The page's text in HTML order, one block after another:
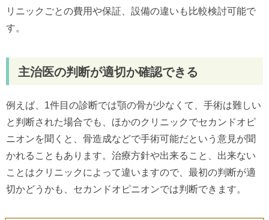
リニックごとの費用や保証、設備の違いも比較検討可能で
す。
主治医の判断が適切か確認できる
例えば、1件目の診断では顎の骨が少なくて、手術は難しい
と判断された場合でも、ほかのクリニックでセカンドオピ
ニオンを聞くと、骨造成などで手術可能だという意見が聞
かれることもあります。治療方針や出来ること、出来ない
ことはクリニックによって違いますので、最初の判断が適
切かどうかも、セカンドオピニオンでは判断できます。